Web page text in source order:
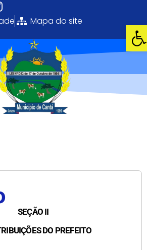
Mapa do site
SEÇÃO II
DO PREFEITO